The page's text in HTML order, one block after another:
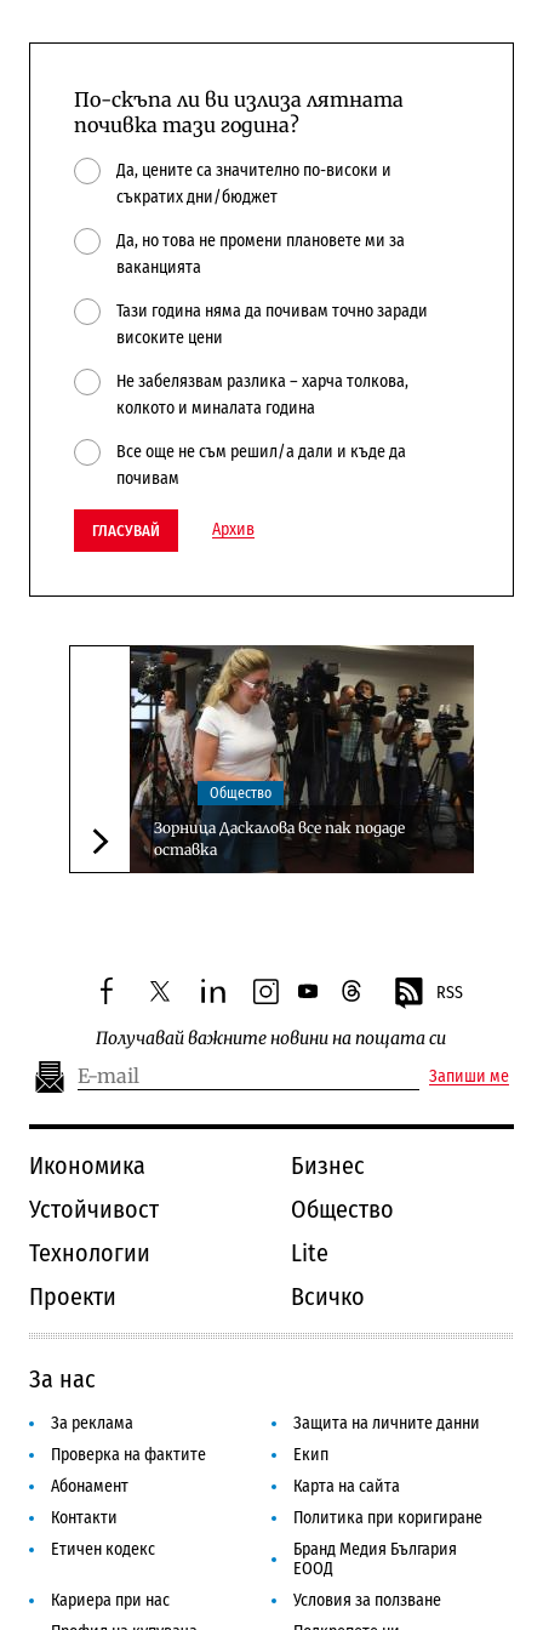
По-скъпа ли ви излиза лятната
почивка тази година?
Да, цените са значително по-високи и
съкратих дни/бюджет
Да, но това не промени плановете ми за
ваканцията
Тази година няма да почивам точно заради
високите цени
Не забелязвам разлика – харча толкова,
колкото и миналата година
Все още не съм решил/а дали и къде да
почивам
ГЛАСУВАЙ Архив
Следваща новина
Общество
Зорница Даскалова все пак подаде
оставка
facebooktwitterlinkedininstagram
youtubethreads RSS
Получавай важните новини на пощата си
Запиши ме
Икономика
Бизнес
Устойчивост
Общество
Технологии
Lite
Проекти
Всичко
За нас
За реклама
Защита на личните данни
Проверка на фактите
Екип
Абонамент
Карта на сайта
Контакти
Политика при коригиране
Етичен кодекс
Бранд Медия България
ЕООД
Кариера при нас
Условия за ползване